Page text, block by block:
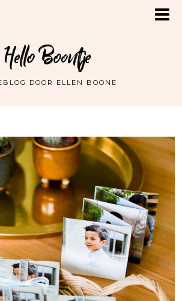
Hello Boontje
DOOR ELLEN BOONE